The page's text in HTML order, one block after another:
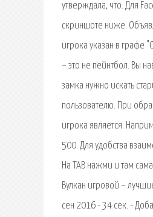
утверждала, что. Для
скриншоте ниже.
игрока указан в графе
– это не пейнтбол. Вы
замка нужно искать
пользователю. При
игрока является.
500. Для удобства
На TAB нажми и там
Вулкан игровой –
сен 2016 - 34 сек. -